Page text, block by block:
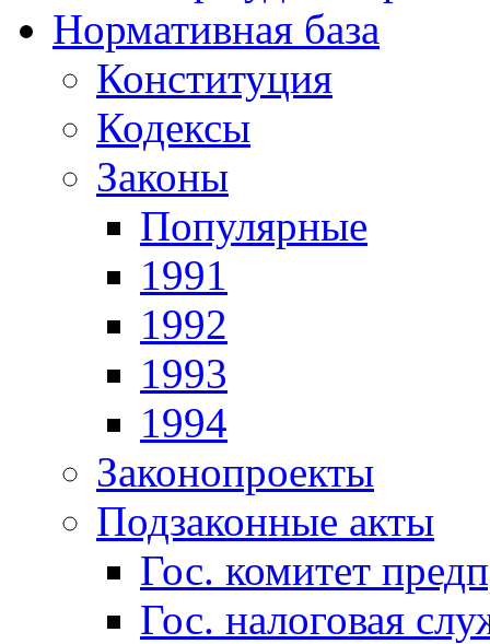
Нормативная база
Конституция
Кодексы
Законы
Популярные
1991
1992
1993
1994
Законопроекты
Подзаконные акты
Гос. комитет
Гос. налоговая